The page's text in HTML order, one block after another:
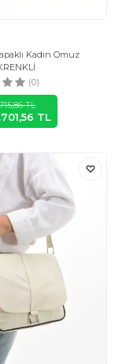
Kadın Omuz
(0)
TL
TL